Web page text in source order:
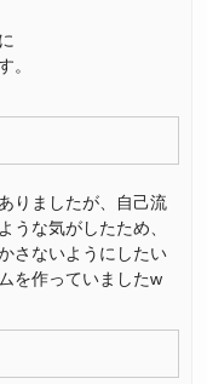
。
りましたが、自己流
うな気がしたため、
さないようにしたい
を作っていましたw